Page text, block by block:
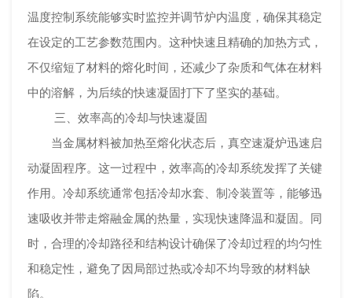
温度控制系统能够实时监控并调节炉内温度，确保其稳定
在设定的工艺参数范围内。这种快速且精确的加热方式，
不仅缩短了材料的熔化时间，还减少了杂质和气体在材料
中的溶解，为后续的快速凝固打下了坚实的基础。
三、效率高的冷却与快速凝固
当金属材料被加热至熔化状态后，真空速凝炉迅速启
动凝固程序。这一过程中，效率高的冷却系统发挥了关键
作用。冷却系统通常包括冷却水套、制冷装置等，能够迅
速吸收并带走熔融金属的热量，实现快速降温和凝固。同
时，合理的冷却路径和结构设计确保了冷却过程的均匀性
和稳定性，避免了因局部过热或冷却不均导致的材料缺
陷。